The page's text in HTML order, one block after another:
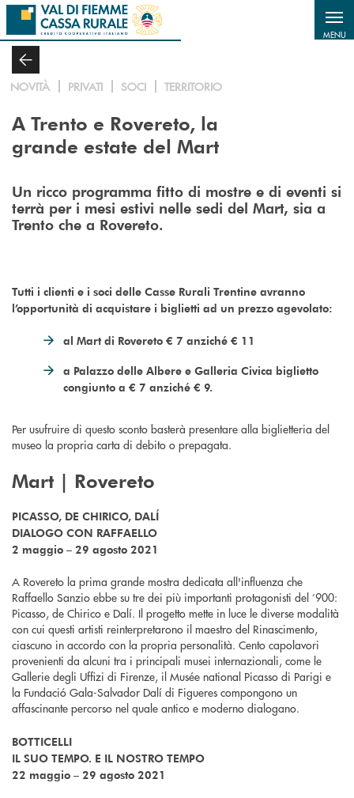
Salta al contenuto principale
MENU
NOVITÀ PRIVATI SOCI TERRITORIO
A Trento e Rovereto, la
grande estate del Mart
Un ricco programma fitto di mostre e di eventi si
terrà per i mesi estivi nelle sedi del Mart, sia a
Trento che a Rovereto.
Tutti i clienti e i soci delle Casse Rurali Trentine avranno
l’opportunità di acquistare i biglietti ad un prezzo agevolato:
al Mart di Rovereto € 7 anziché € 11
a Palazzo delle Albere e Galleria Civica biglietto
congiunto a € 7 anziché € 9.
Per usufruire di questo sconto basterà presentare alla biglietteria del
museo la propria carta di debito o prepagata.
Mart | Rovereto
PICASSO, DE CHIRICO, DALÍ
DIALOGO CON RAFFAELLO
2 maggio – 29 agosto 2021
A Rovereto la prima grande mostra dedicata all'influenza che
Raffaello Sanzio ebbe su tre dei più importanti protagonisti del ’900:
Picasso, de Chirico e Dalí. Il progetto mette in luce le diverse modalità
con cui questi artisti reinterpretarono il maestro del Rinascimento,
ciascuno in accordo con la propria personalità. Cento capolavori
provenienti da alcuni tra i principali musei internazionali, come le
Gallerie degli Uffizi di Firenze, il Musée national Picasso di Parigi e
la Fundació Gala-Salvador Dalí di Figueres compongono un
affascinante percorso nel quale antico e moderno dialogano.
BOTTICELLI
IL SUO TEMPO. E IL NOSTRO TEMPO
22 maggio – 29 agosto 2021